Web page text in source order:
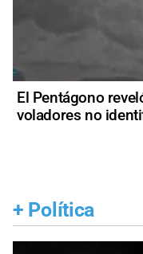
El Pentágono
voladores no
+ Política